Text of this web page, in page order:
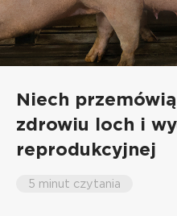
Niech
zdrowiu loch i
reprodukcyjnej
5 minut czytania